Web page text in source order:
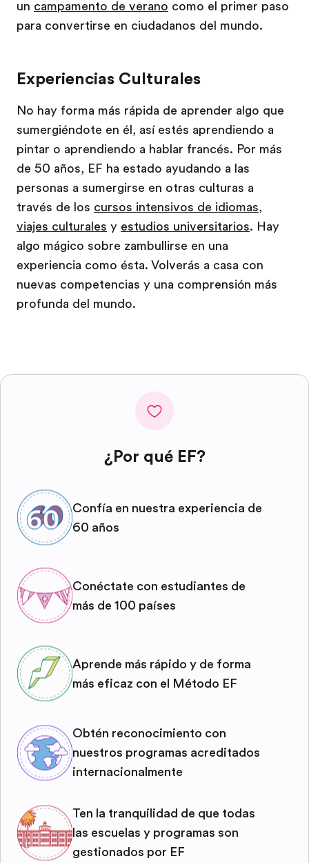
un campamento de verano como el primer paso
para convertirse en ciudadanos del mundo.
Experiencias Culturales
No hay forma más rápida de aprender algo que
sumergiéndote en él, así estés aprendiendo a
pintar o aprendiendo a hablar francés. Por más
de 50 años, EF ha estado ayudando a las
personas a sumergirse en otras culturas a
través de los cursos intensivos de idiomas,
viajes culturales y estudios universitarios. Hay
algo mágico sobre zambullirse en una
experiencia como ésta. Volverás a casa con
nuevas competencias y una comprensión más
profunda del mundo.
¿Por qué EF?
Confía en nuestra experiencia de
60 años
Conéctate con estudiantes de
más de 100 países
Aprende más rápido y de forma
más eficaz con el Método EF
Obtén reconocimiento con
nuestros programas acreditados
internacionalmente
Ten la tranquilidad de que todas
las escuelas y programas son
gestionados por EF